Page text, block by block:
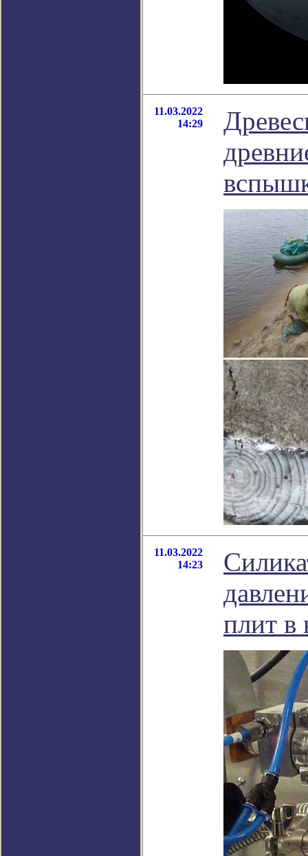
11.03.2022
14:29
11.03.2022
14:23
плит в